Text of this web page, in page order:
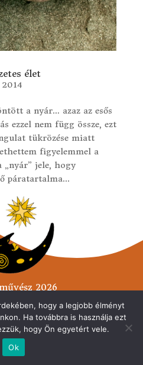
élet
a nyár… azaz az esős
ezzel nem függ össze, ezt
tükrözése miatt
figyelemmel a
jele, hogy
páratartalma...
2026
fenntarva.
tájékoztató
hogy a legjobb élményt
Ha továbbra is használja ezt
hogy Ön egyetért vele.
Ok